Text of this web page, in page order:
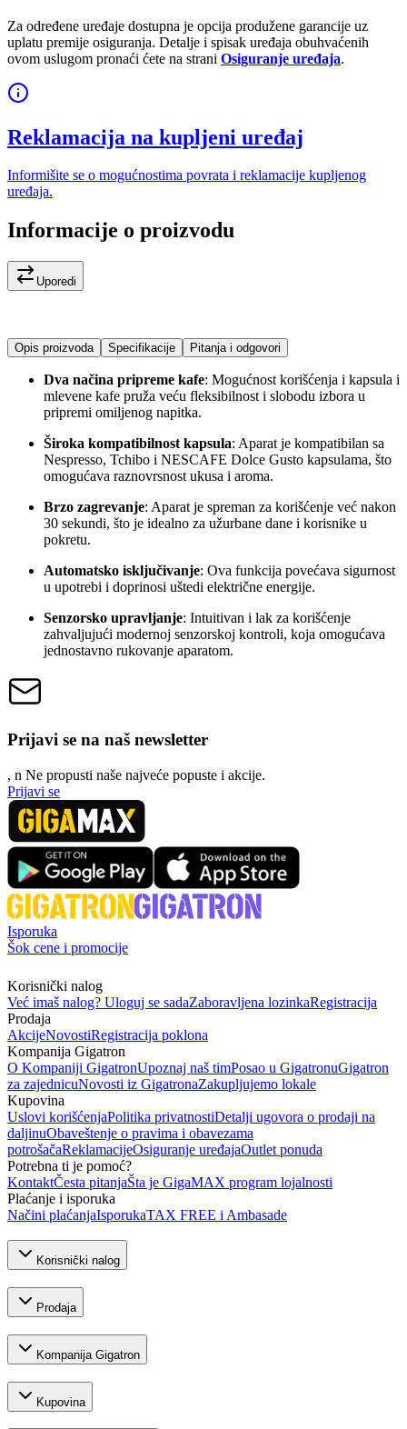
Za određene uređaje dostupna je opcija produžene garancije uz
uplatu premije osiguranja. Detalje i spisak uređaja obuhvaćenih
ovom uslugom pronaći ćete na strani Osiguranje uređaja.
Reklamacija na kupljeni uređaj
Informišite se o mogućnostima povrata i reklamacije kupljenog
uređaja.
Informacije o proizvodu
Uporedi
Opis proizvoda Specifikacije Pitanja i odgovori
Dva načina pripreme kafe: Mogućnost korišćenja i kapsula i
mlevene kafe pruža veću fleksibilnost i slobodu izbora u
pripremi omiljenog napitka.
Široka kompatibilnost kapsula: Aparat je kompatibilan sa
Nespresso, Tchibo i NESCAFE Dolce Gusto kapsulama, što
omogućava raznovrsnost ukusa i aroma.
Brzo zagrevanje: Aparat je spreman za korišćenje već nakon
30 sekundi, što je idealno za užurbane dane i korisnike u
pokretu.
Automatsko isključivanje: Ova funkcija povećava sigurnost
u upotrebi i doprinosi uštedi električne energije.
Senzorsko upravljanje: Intuitivan i lak za korišćenje
zahvaljujući modernoj senzorskoj kontroli, koja omogućava
jednostavno rukovanje aparatom.
Prijavi se na naš newsletter
, n Ne propusti naše najveće popuste i akcije.
Prijavi se
Isporuka
Šok cene i promocije
Korisnički nalog
Već imaš nalog? Uloguj se sadaZaboravljena lozinkaRegistracija
Prodaja
AkcijeNovostiRegistracija poklona
Kompanija Gigatron
O Kompaniji GigatronUpoznaj naš timPosao u GigatronuGigatron
za zajednicuNovosti iz GigatronaZakupljujemo lokale
Kupovina
Uslovi korišćenjaPolitika privatnostiDetalji ugovora o prodaji na
daljinuObaveštenje o pravima i obavezama
potrošačaReklamacijeOsiguranje uređajaOutlet ponuda
Potrebna ti je pomoć?
KontaktČesta pitanjaŠta je GigaMAX program lojalnosti
Plaćanje i isporuka
Načini plaćanjaIsporukaTAX FREE i Ambasade
Korisnički nalog
Prodaja
Kompanija Gigatron
Kupovina